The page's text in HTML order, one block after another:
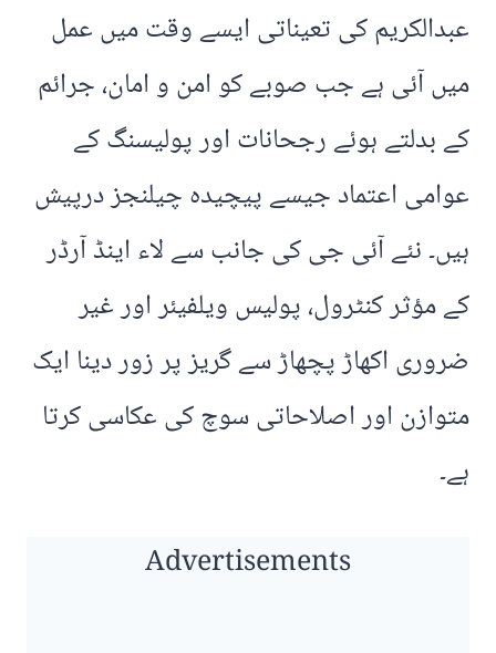
عبدالکریم کی تعیناتی ایسے وقت میں عمل
میں آئی ہے جب صوبے کو امن و امان، جرائم
کے بدلتے ہوئے رجحانات اور پولیسنگ کے
عوامی اعتماد جیسے پیچیدہ چیلنجز درپیش
ہیں۔ نئے آئی جی کی جانب سے لاء اینڈ آرڈر
کے مؤثر کنٹرول، پولیس ویلفیئر اور غیر
ضروری اکھاڑ پچھاڑ سے گریز پر زور دینا ایک
متوازن اور اصلاحاتی سوچ کی عکاسی کرتا
ہے۔
Advertisements